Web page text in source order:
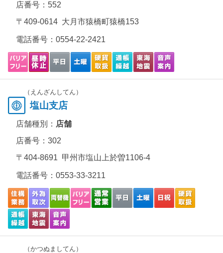
店番号：552
〒409-0614 大月市猿橋町猿橋153
電話番号： 0554-22-2421
（えんざんしてん）
塩山支店
店舗種別： 店舗
店番号：302
〒404-8691 甲州市塩山上於曽1106-4
電話番号： 0553-33-3211
（かつぬましてん）